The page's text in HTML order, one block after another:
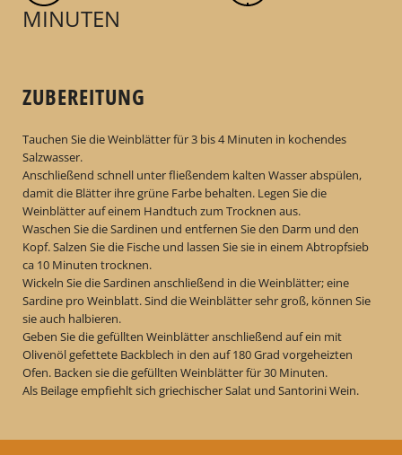
MINUTEN
ZUBEREITUNG
Tauchen Sie die Weinblätter für 3 bis 4 Minuten in kochendes
Salzwasser.
Anschließend schnell unter fließendem kalten Wasser abspülen,
damit die Blätter ihre grüne Farbe behalten. Legen Sie die
Weinblätter auf einem Handtuch zum Trocknen aus.
Waschen Sie die Sardinen und entfernen Sie den Darm und den
Kopf. Salzen Sie die Fische und lassen Sie sie in einem Abtropfsieb
ca 10 Minuten trocknen.
Wickeln Sie die Sardinen anschließend in die Weinblätter; eine
Sardine pro Weinblatt. Sind die Weinblätter sehr groß, können Sie
sie auch halbieren.
Geben Sie die gefüllten Weinblätter anschließend auf ein mit
Olivenöl gefettete Backblech in den auf 180 Grad vorgeheizten
Ofen. Backen sie die gefüllten Weinblätter für 30 Minuten.
Als Beilage empfiehlt sich griechischer Salat und Santorini Wein.